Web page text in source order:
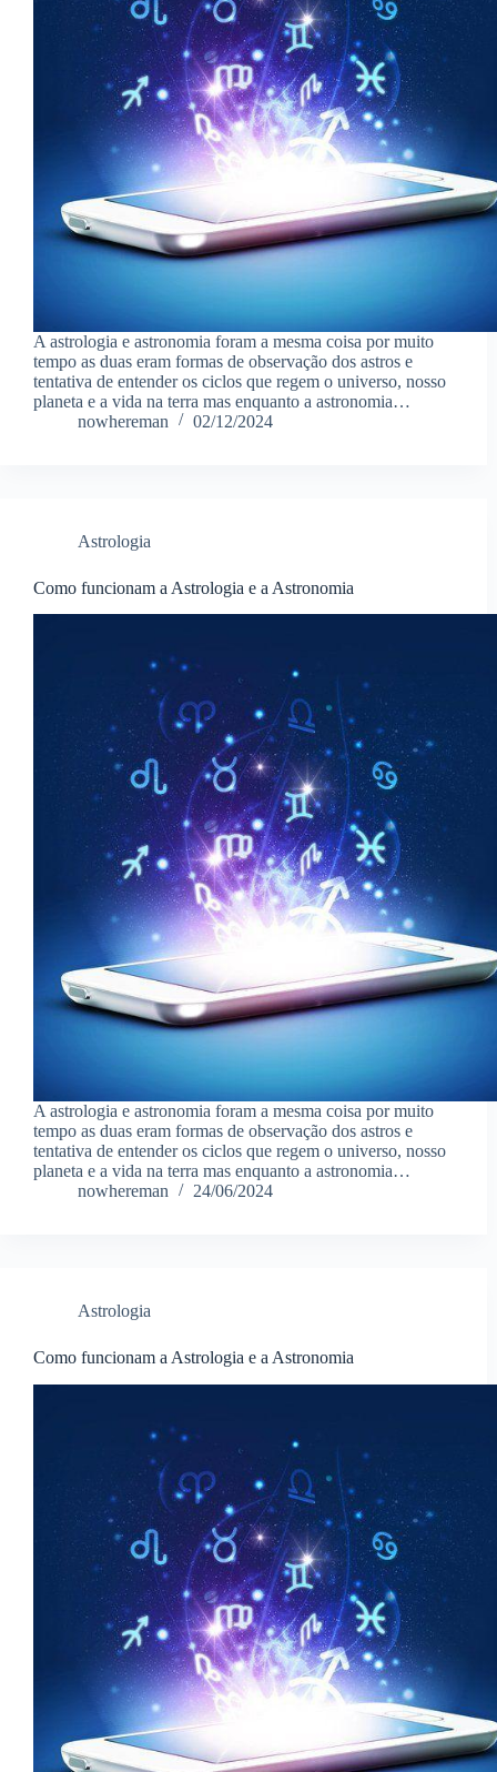
A astrologia e astronomia foram a mesma coisa por muito
tempo as duas eram formas de observação dos astros e
tentativa de entender os ciclos que regem o universo, nosso
planeta e a vida na terra mas enquanto a astronomia…
nowhereman
02/12/2024
Astrologia
Como funcionam a Astrologia e a Astronomia
A astrologia e astronomia foram a mesma coisa por muito
tempo as duas eram formas de observação dos astros e
tentativa de entender os ciclos que regem o universo, nosso
planeta e a vida na terra mas enquanto a astronomia…
nowhereman
24/06/2024
Astrologia
Como funcionam a Astrologia e a Astronomia